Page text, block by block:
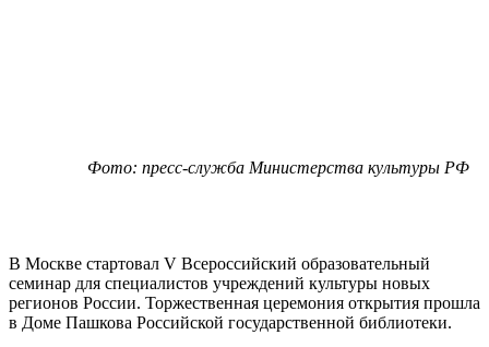
Фото: пресс-служба Министерства культуры РФ
В Москве стартовал V Всероссийский образовательный
семинар для специалистов учреждений культуры новых
регионов России. Торжественная церемония открытия прошла
в Доме Пашкова Российской государственной библиотеки.